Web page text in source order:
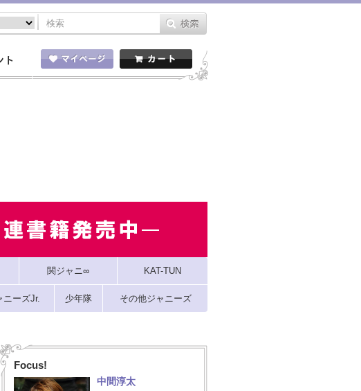
関ジャニ∞ KAT-TUN
ニーズJr. 少年隊 その他ジャニーズ
Focus!
中間淳太